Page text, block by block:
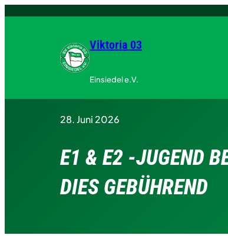
Viktoria 03
Einsiedel e.V.
28. Juni 2026
E1 & E2 -JUGEND
DIES GEBÜHREND